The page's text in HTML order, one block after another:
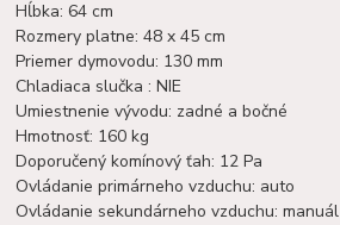
Hĺbka: 64 cm
Rozmery platne: 48 x 45 cm
Priemer dymovodu: 130 mm
Chladiaca slučka : NIE
Umiestnenie vývodu: zadné a bočné
Hmotnosť: 160 kg
Doporučený komínový ťah: 12 Pa
Ovládanie primárneho vzduchu: auto
Ovládanie sekundárneho vzduchu: manuál